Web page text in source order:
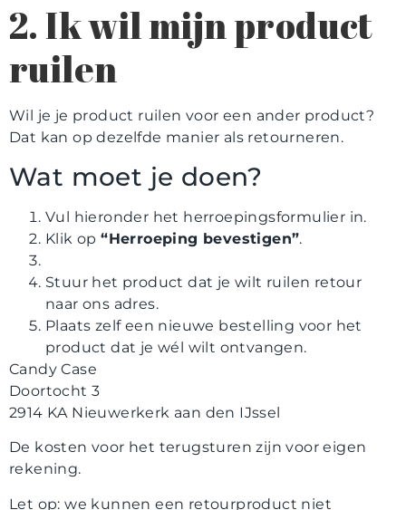
2. Ik wil mijn product
ruilen
Wil je je product ruilen voor een ander product?
Dat kan op dezelfde manier als retourneren.
Wat moet je doen?
Vul hieronder het herroepingsformulier in.
Klik op“Herroeping bevestigen”.
Stuur het product dat je wilt ruilen retour
naar ons adres.
Plaats zelf een nieuwe bestelling voor het
product dat je wél wilt ontvangen.
Candy Case
Doortocht 3
2914 KA Nieuwerkerk aan den IJssel
De kosten voor het terugsturen zijn voor eigen
rekening.
Let op: we kunnen een retourproduct niet